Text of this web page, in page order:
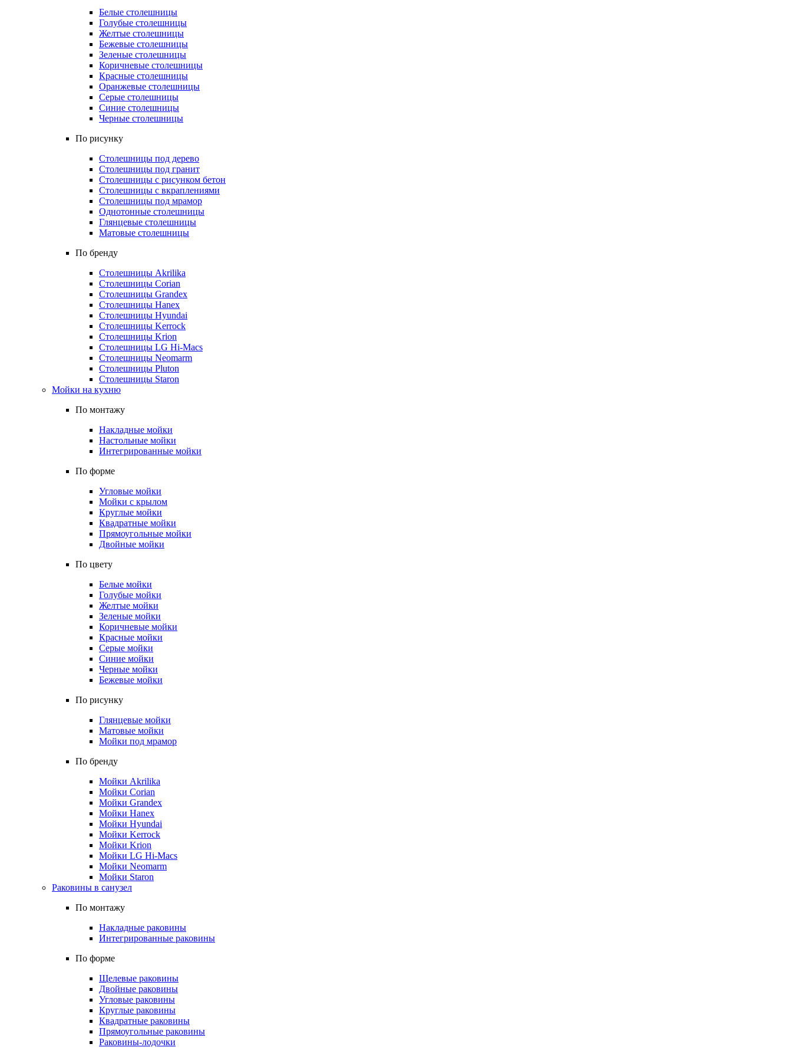
Белые столешницы
Голубые столешницы
Желтые столешницы
Бежевые столешницы
Зеленые столешницы
Коричневые столешницы
Красные столешницы
Оранжевые столешницы
Серые столешницы
Синие столешницы
Черные столешницы
По рисунку
Столешницы под дерево
Столешницы под гранит
Столешницы с рисунком бетон
Столешницы с вкраплениями
Столешницы под мрамор
Однотонные столешницы
Глянцевые столешницы
Матовые столешницы
По бренду
Столешницы Akrilika
Столешницы Corian
Столешницы Grandex
Столешницы Hanex
Столешницы Hyundai
Столешницы Kerrock
Столешницы Krion
Столешницы LG Hi-Macs
Столешницы Neomarm
Столешницы Pluton
Столешницы Staron
Мойки на кухню
По монтажу
Накладные мойки
Настольные мойки
Интегрированные мойки
По форме
Угловые мойки
Мойки с крылом
Круглые мойки
Квадратные мойки
Прямоугольные мойки
Двойные мойки
По цвету
Белые мойки
Голубые мойки
Желтые мойки
Зеленые мойки
Коричневые мойки
Красные мойки
Серые мойки
Синие мойки
Черные мойки
Бежевые мойки
По рисунку
Глянцевые мойки
Матовые мойки
Мойки под мрамор
По бренду
Мойки Akrilika
Мойки Corian
Мойки Grandex
Мойки Hanex
Мойки Hyundai
Мойки Kerrock
Мойки Krion
Мойки LG Hi-Macs
Мойки Neomarm
Мойки Staron
Раковины в санузел
По монтажу
Накладные раковины
Интегрированные раковины
По форме
Щелевые раковины
Двойные раковины
Угловые раковины
Круглые раковины
Квадратные раковины
Прямоугольные раковины
Раковины-лодочки